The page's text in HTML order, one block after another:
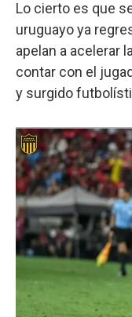
Lo cierto es que
uruguayo ya
apelan a acelerar
contar con el
y surgido